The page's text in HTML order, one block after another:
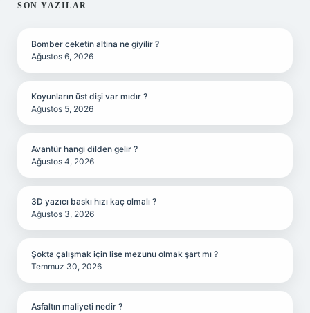
SIDEBAR
SON YAZILAR
Bomber ceketin altina ne giyilir ?
Ağustos 6, 2026
Koyunların üst dişi var mıdır ?
Ağustos 5, 2026
Avantür hangi dilden gelir ?
Ağustos 4, 2026
3D yazıcı baskı hızı kaç olmalı ?
Ağustos 3, 2026
Şokta çalışmak için lise mezunu olmak şart mı ?
Temmuz 30, 2026
Asfaltın maliyeti nedir ?